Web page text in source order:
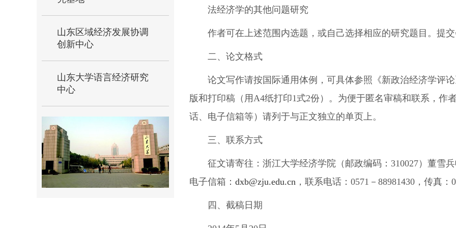
山东区域经济发展协调
创新中心
山东大学语言经济研究
中心
法经济学的其他问题研究
作者可在上述范围内选题，或自己选择相应的研究题目。提
二、论文格式
论文写作请按国际通用体例，可具体参照《新政治经济学评
版和打印稿（用A4纸打印1式2份）。为便于匿名审稿和联系，作
话、电子信箱等）请列于与正文独立的单页上。
三、联系方式
征文请寄往：浙江大学经济学院（邮政编码：310027）董雪
电子信箱： dxb@zju.edu.cn ，联系电话：0571－88981430，传真：
四、截稿日期